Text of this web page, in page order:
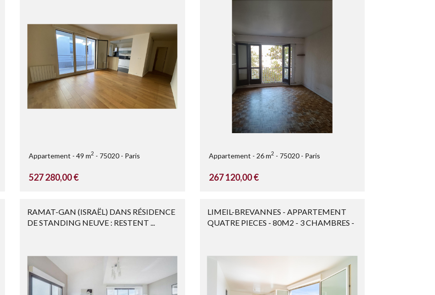
Appartement 49 m2 75020 Paris
527 280,00 €
Appartement 26 m2 75020 Paris
267 120,00 €
RAMAT-GAN (ISRAËL) DANS RÉSIDENCE
DE STANDING NEUVE : RESTENT ...
LIMEIL-BREVANNES - APPARTEMENT
QUATRE PIECES - 80M2 - 3 CHAMBRES -